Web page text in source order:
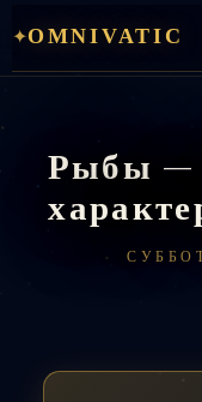
содержимому
✦OMNIVATIC
Рыбы —